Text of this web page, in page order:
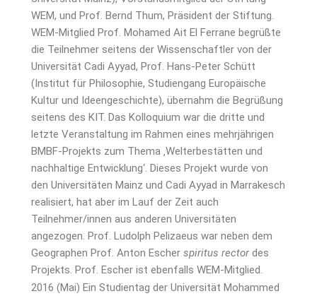
WEM, und Prof. Bernd Thum, Präsident der Stiftung.
WEM-Mitglied Prof. Mohamed Ait El Ferrane begrüßte
die Teilnehmer seitens der Wissenschaftler von der
Universität Cadi Ayyad, Prof. Hans-Peter Schütt
(Institut für Philosophie, Studiengang Europäische
Kultur und Ideengeschichte), übernahm die Begrüßung
seitens des KIT. Das Kolloquium war die dritte und
letzte Veranstaltung im Rahmen eines mehrjährigen
BMBF-Projekts zum Thema ‚Welterbestätten und
nachhaltige Entwicklung‘. Dieses Projekt wurde von
den Universitäten Mainz und Cadi Ayyad in Marrakesch
realisiert, hat aber im Lauf der Zeit auch
Teilnehmer/innen aus anderen Universitäten
angezogen. Prof. Ludolph Pelizaeus war neben dem
Geographen Prof. Anton Escherspiritus rectordes
Projekts. Prof. Escher ist ebenfalls WEM-Mitglied.
2016 (Mai) Ein Studientag der Universität Mohammed